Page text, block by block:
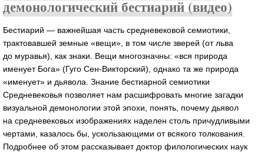
демонологический бестиарий (видео)
Бестиарий — важнейшая часть средневековой семиотики,
трактовавшей земные «вещи», в том числе зверей (от льва
до муравья), как знаки. Вещи многозначны: «вся природа
именует Бога» (Гуго Сен-Викторский), однако та же природа
«именует» и дьявола. Знание бестиарной семиотики
Средневековья позволяет нам расшифровать многие загадки
визуальной демонологии этой эпохи, понять, почему дьявол
на средневековых изображениях наделен столь причудливыми
чертами, казалось бы, ускользающими от всякого толкования.
Подробнее об этом рассказывает доктор филологических наук